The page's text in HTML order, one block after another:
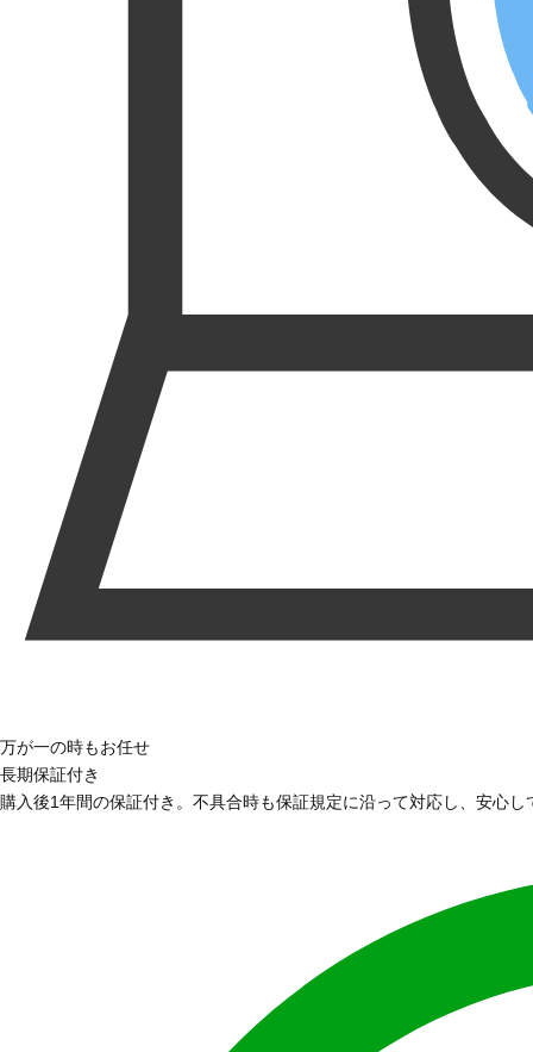
万が一の時もお任せ
長期保証付き
購入後1年間の保証付き。不具合時も保証規定に沿って対応し、安心